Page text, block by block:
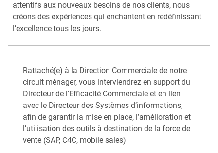
attentifs aux nouveaux besoins de nos clients, nous
créons des expériences qui enchantent en redéfinissant
l’excellence tous les jours.
Rattaché(e) à la Direction Commerciale de notre
circuit ménager, vous interviendrez en support du
Directeur de l’Efficacité Commerciale et en lien
avec le Directeur des Systèmes d’informations,
afin de garantir la mise en place, l’amélioration et
l’utilisation des outils à destination de la force de
vente (SAP, C4C, mobile sales)